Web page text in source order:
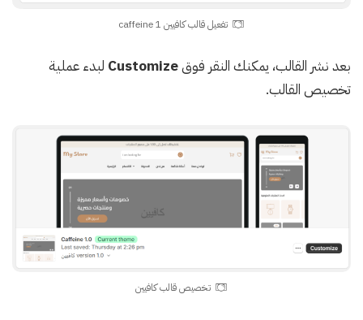
تفعيل قالب كافيين caffeine 1
بعد نشر القالب، يمكنك النقر فوقCustomize لبدء عملية
تخصيص القالب.
تخصيص قالب كافيين